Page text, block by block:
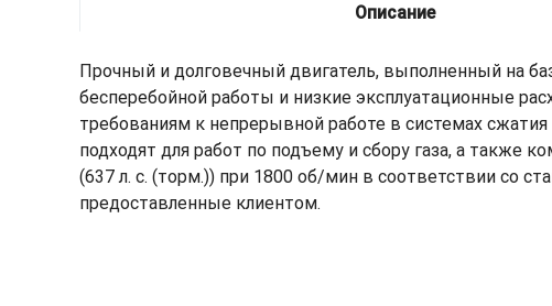
Описание
Прочный и долговечный двигатель, выполненный на
бесперебойной работы и низкие эксплуатационные
требованиям к непрерывной работе в системах
подходят для работ по подъему и сбору газа, а также
(637 л. с. (торм.)) при 1800 об/мин в соответствии со
предоставленные клиентом.